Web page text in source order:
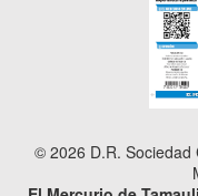
© 2026 D.R. Sociedad